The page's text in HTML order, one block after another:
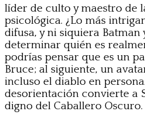
líder de culto y maestro de
psicológica. ¿Lo más
difusa, y ni siquiera
determinar quién es
podrías pensar que es un
Bruce; al siguiente, un
incluso el diablo en
desorientación convierte a
digno del Caballero Oscuro.